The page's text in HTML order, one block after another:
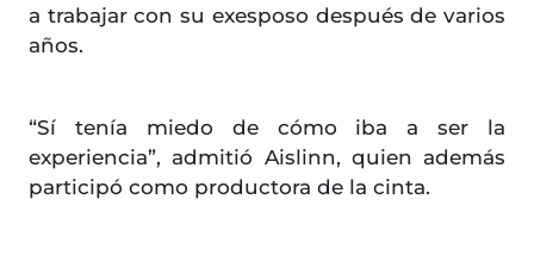
a trabajar con su exesposo después de varios
años.
“Sí tenía miedo de cómo iba a ser la
experiencia”, admitió Aislinn, quien además
participó como productora de la cinta.